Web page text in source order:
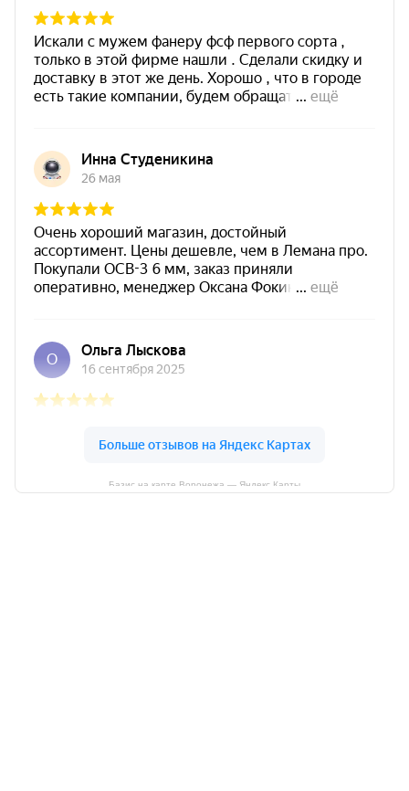
Базис на карте Воронежа — Яндекс Карты